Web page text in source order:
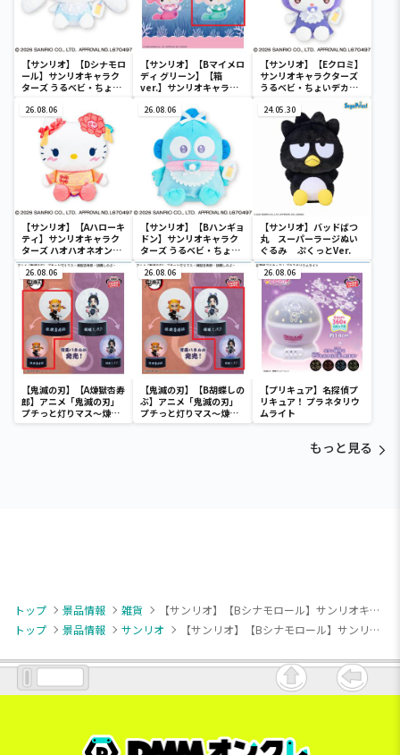
【サンリオ】【Dシナモロ
ール】サンリオキャラク
ターズ うるベビ・ちょい
【サンリオ】【Bマイメロ
ディ グリーン】【箱
ver.】サンリオキャラク
SOFVIMATES～マイメロ
ディ マーメイドver. ～
【サンリオ】【Eクロミ】
サンリオキャラクターズ
うるベビ・ちょいデカド
26.08.06
【サンリオ】【Aハローキ
ティ】サンリオキャラク
ターズ ハオハオネオンタ
ウンドールBIGタイプ1
26.08.06
【サンリオ】【Bハンギョ
ドン】サンリオキャラク
ターズ うるベビ・ちょい
デカドール
24.05.30
【サンリオ】バッドばつ
丸 スーパーラージぬい
ぐるみ ぷくっとVer.
26.08.06
【鬼滅の刃】【A煉獄杏寿
郎】アニメ「鬼滅の刃」
プチっと灯りマス～煉獄
杏寿郎・胡蝶しのぶ～
26.08.06
【鬼滅の刃】【B胡蝶しの
ぶ】アニメ「鬼滅の刃」
プチっと灯りマス～煉獄
杏寿郎・胡蝶しのぶ～
26.08.06
【プリキュア】名探偵プ
リキュア！ プラネタリウ
ムライト
もっと見る
トップ 景品情報 雑貨
【サンリオ】【Bシナモロール】サンリオキャラクターズ ウインクかどまるクッション
トップ
景品情報 サンリオ 【サンリオ】【Bシナモロール】サンリオキャラクターズ ウインクかどまるクッション